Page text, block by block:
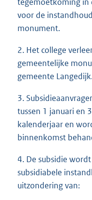
voor de
monument.
2. Het college
gemeentelijke
gemeente
3.
tussen 1 januari en
kalenderjaar en
binnenkomst
4. De subsidie
subsidiabele
uitzondering van: